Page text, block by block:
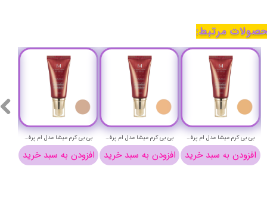
بی بی کرم میشا مدل ام پرفکت حجم 50 میلی لیتر شماره 23 - MISSHA M PERFECT COVER BB CREAM NO 23
افزودن به سبد خرید
بی بی کرم میشا مدل ام پرفکت حجم 50 میلی لیتر شماره 25 - MISSHA M PERFECT COVER BB CREAM NO 25
افزودن به سبد خرید
بی بی کرم میشا مدل ام پرفکت حجم 50 میلی لیتر شماره 27 - MISSHA M PERFECT COVER BB CREAM NO 27
افزودن به سبد خرید
مرتبط: